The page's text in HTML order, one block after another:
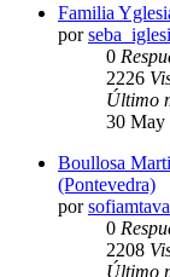
Familia
por
0
2226
Último
30 May
Boullosa
(Pontevedra)
por
0
2208
Último